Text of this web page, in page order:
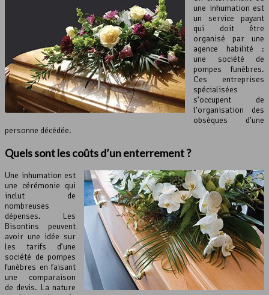
une inhumation est
un service payant
qui doit être
organisé par une
agence habilité :
une société de
pompes funèbres.
Ces entreprises
spécialisées
s’occupent de
l’organisation des
obsèques d’une
personne décédée.
Quels sont les coûts d’un enterrement ?
Une inhumation est
une cérémonie qui
inclut de
nombreuses
dépenses. Les
Bisontins peuvent
avoir une idée sur
les tarifs d’une
société de pompes
funèbres en faisant
une comparaison
de devis. La nature